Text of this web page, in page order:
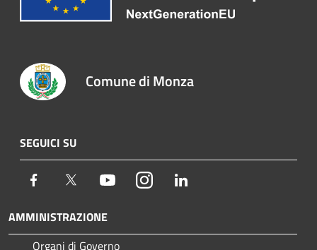
Comune di Monza
SEGUICI SU
Facebook Twitter YoutubeInstagram
AMMINISTRAZIONE
Organi di Governo